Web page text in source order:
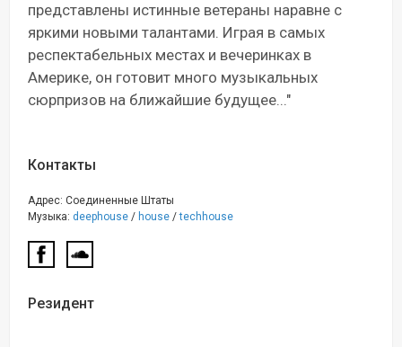
представлены истинные ветераны наравне с
яркими новыми талантами. Играя в самых
респектабельных местах и вечеринках в
Америке, он готовит много музыкальных
сюрпризов на ближайшие будущее..."
Контакты
Адрес: Соединенные Штаты
Музыка: deephouse / house /techhouse
Резидент